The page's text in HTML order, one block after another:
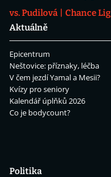
vs. Pudilová
Chance
Aktuálně
Epicentrum
Neštovice: příznaky, léčba
V čem jezdí Yamal a Mesii?
Kvízy pro seniory
Kalendář úplňků 2026
Co je bodycount?
Politika